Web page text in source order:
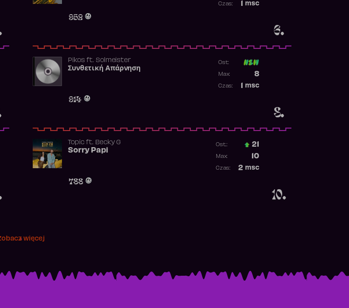
6.
952
msc
Czas:
8.
Pikosft. Solmeister
Συνθετική Απάρνηση
914
Ost:
8
Max:
msc
Czas:
10.
Topicft. Becky G
Sorry Papi
788
Ost.: 21
10
Max:
2 msc
Czas:
więcej